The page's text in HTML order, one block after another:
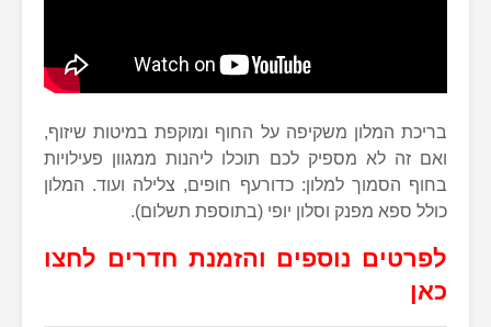
בריכת המלון משקיפה על החוף ומוקפת במיטות שיזוף,
ואם זה לא מספיק לכם תוכלו ליהנות ממגוון פעילויות
בחוף הסמוך למלון: כדורעף חופים, צלילה ועוד. המלון
כולל ספא מפנק וסלון יופי (בתוספת תשלום).
לפרטים נוספים והזמנת חדרים לחצו
כאן